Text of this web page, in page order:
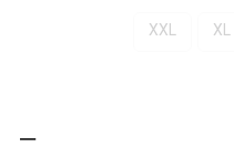
XL
XXL